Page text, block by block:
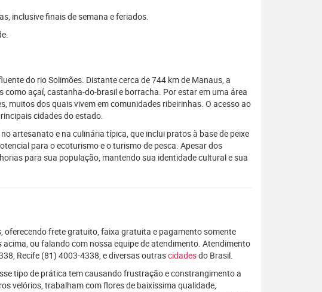
inclusive finais de semana e feriados.
do rio Solimões. Distante cerca de 744 km de Manaus, a
açaí, castanha-do-brasil e borracha. Por estar em uma área
muitos dos quais vivem em comunidades ribeirinhas. O acesso ao
cidades do estado.
artesanato e na culinária típica, que inclui pratos à base de peixe
para o ecoturismo e o turismo de pesca. Apesar dos
para sua população, mantendo sua identidade cultural e sua
oferecendo frete gratuito, faixa gratuita e pagamento somente
ou falando com nossa equipe de atendimento. Atendimento
Recife (81) 4003-4338, e diversas outrascidadesdo Brasil.
tipo de prática tem causando frustração e constrangimento a
velórios, trabalham com flores de baixíssima qualidade,